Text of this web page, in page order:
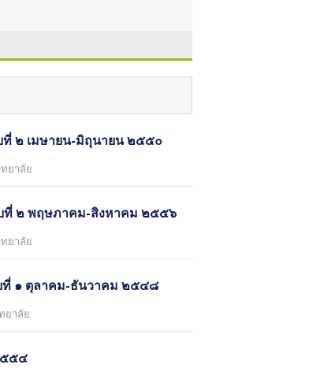
๒ เมษายน-มิถุนายน ๒๕๕๐
ยาลัย
๒ พฤษภาคม-สิงหาคม ๒๕๕๖
ยาลัย
๑ ตุลาคม-ธันวาคม ๒๕๔๘
ยาลัย
๕๕๔